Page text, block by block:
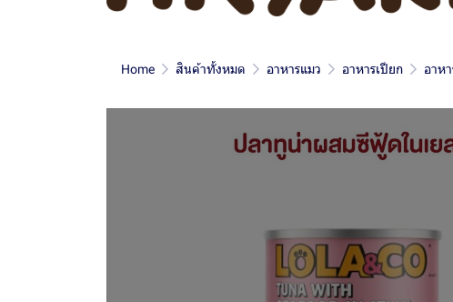
Home สินค้าทั้งหมด อาหารแมว อาหารเปียก อาห